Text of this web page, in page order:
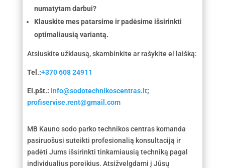
numatytam darbui?
Klauskite mes patarsime ir padėsime išsirinkti
optimaliausią variantą.
Atsiuskite užklausą, skambinkite ar rašykite el laišką:
Tel.:+370 608 24911
El.pšt.: info@sodotechnikoscentras.lt;
profiservise.rent@gmail.com
MB Kauno sodo parko technikos centras komanda
pasiruošusi suteikti profesionalią konsultaciją ir
padėti Jums išsirinkti tinkamiausią techniką pagal
individualius poreikius. Atsižvelgdami į Jūsų